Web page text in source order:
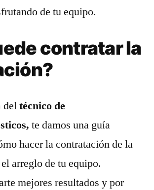
de tu equipo.
contratar la
deltécnico de
te damos una guía
hacer la contratación de la
arreglo de tu equipo.
mejores resultados y por